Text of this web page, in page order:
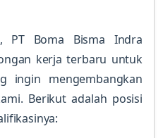
PT Boma Bisma Indra
kerja terbaru untuk
ingin mengembangkan
Berikut adalah posisi